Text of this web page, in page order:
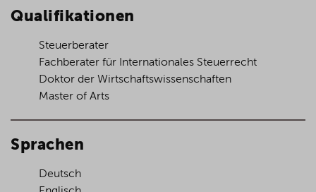
Qualifikationen
Steuerberater
Fachberater für Internationales Steuerrecht
Doktor der Wirtschaftswissenschaften
Master of Arts
Sprachen
Deutsch